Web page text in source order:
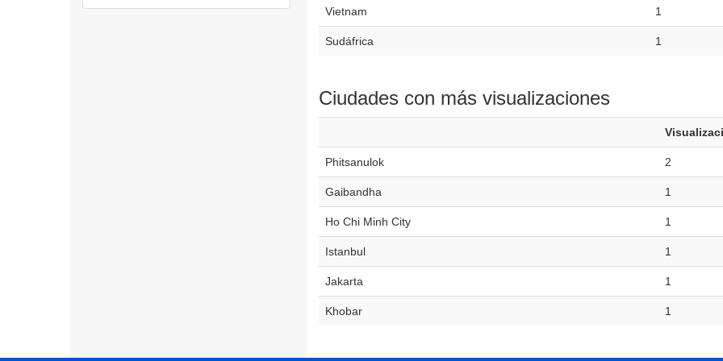
Vietnam 1
Sudáfrica 1
Ciudades con más visualizaciones
Phitsanulok 2
Gaibandha 1
Ho Chi Minh City 1
Istanbul 1
Jakarta 1
Khobar 1